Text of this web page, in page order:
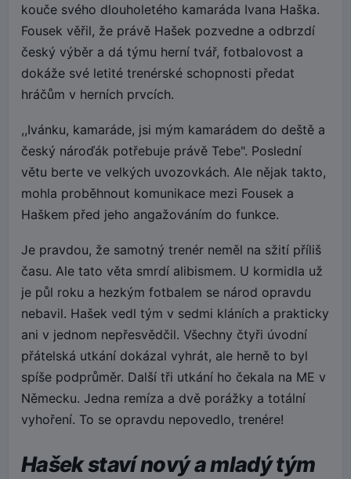
kouče svého dlouholetého kamaráda Ivana Haška.
Fousek věřil, že právě Hašek pozvedne a odbrzdí
český výběr a dá týmu herní tvář, fotbalovost a
dokáže své letité trenérské schopnosti předat
hráčům v herních prvcích.
,,Ivánku, kamaráde, jsi mým kamarádem do deště a
český nároďák potřebuje právě Tebe". Poslední
větu berte ve velkých uvozovkách. Ale nějak takto,
mohla proběhnout komunikace mezi Fousek a
Haškem před jeho angažováním do funkce.
Je pravdou, že samotný trenér neměl na sžití příliš
času. Ale tato věta smrdí alibismem. U kormidla už
je půl roku a hezkým fotbalem se národ opravdu
nebavil. Hašek vedl tým v sedmi kláních a prakticky
ani v jednom nepřesvědčil. Všechny čtyři úvodní
přátelská utkání dokázal vyhrát, ale herně to byl
spíše podprůměr. Další tři utkání ho čekala na ME v
Německu. Jedna remíza a dvě porážky a totální
vyhoření. To se opravdu nepovedlo, trenére!
Hašek staví nový a mladý tým